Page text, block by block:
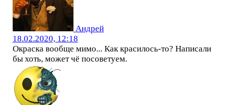
Андрей
18.02.2020, 12:18
Окраска вообще мимо... Как красилось-то? Написали
бы хоть, может чё посоветуем.